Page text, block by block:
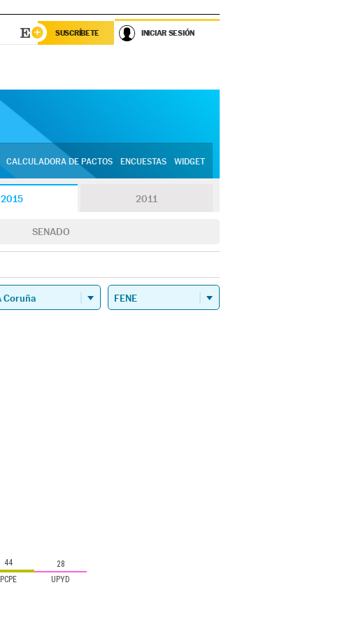
SUSCRÍBETE INICIAR SESIÓN
CALCULADORA DE PACTOS ENCUESTAS WIDGET
2015 2011
SENADO
PCPE UPYD
44 28